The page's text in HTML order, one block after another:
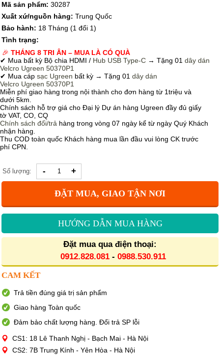
Mã sản phẩm: 30287
Xuất xứ/nguồn hàng: Trung Quốc
Bảo hành: 18 Tháng (1 đổi 1)
Tình trạng:
🎉 THÁNG 8 TRI ÂN – MUA LÀ CÓ QUÀ
✔ Mua bất kỳ Bộ chia HDMI / Hub USB Type-C → Tặng 01 dây dán
Velcro Ugreen 50370P1
✔ Mua cáp sạc Ugreen bất kỳ → Tặng 01 dây dán
Velcro Ugreen 50370P1
Miễn phí giao hàng trong nội thành cho đơn hàng từ 1triệu và
dưới 5km.
Chính sách hỗ trợ giá cho Đại lý Dự án hàng Ugreen đầy đủ giấy
tờ VAT, CO, CQ
Chính sách đổi/trả hàng trong vòng 07 ngày kể từ ngày Quý Khách
nhận hàng.
Thu COD toàn quốc Khách hàng mua lần đầu vui lòng CK trước
phí CPN.
Số lượng: - +
ĐẶT MUA, GIAO TẬN NƠI
HƯỚNG DẪN MUA HÀNG
Đặt mua qua điện thoại:
0912.828.081 - 0988.530.911
CAM KẾT
Trả tiền đúng giá trị sản phẩm
Giao hàng Toàn quốc
Đảm bảo chất lượng hàng. Đổi trả SP lỗi
CS1: 18 Lê Thanh Nghị - Bạch Mai - Hà Nội
CS2: 7B Trung Kính - Yên Hòa - Hà Nội